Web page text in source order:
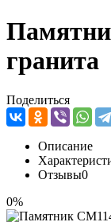
гранита
Поделиться
Описание
Отзывы0
0%